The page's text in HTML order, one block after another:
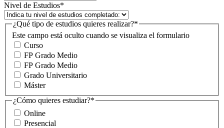
Nivel de Estudios*
Este campo está oculto cuando se visualiza el formulario
¿Qué tipo de estudios quieres realizar?*
Curso
FP Grado Medio
FP Grado Medio
Grado Universitario
Máster
¿Cómo quieres estudiar?*
Online
Presencial